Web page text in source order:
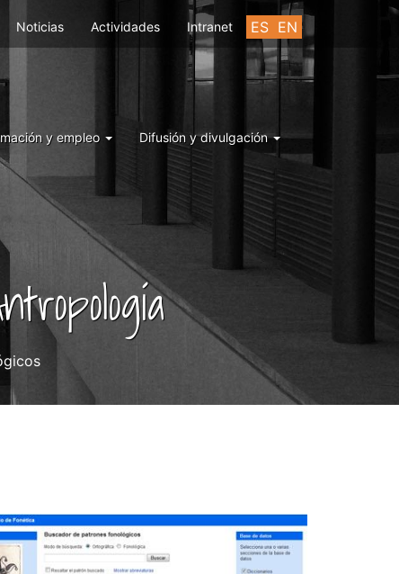
ES EN
Noticias Actividades Intranet
y empleo Difusión y divulgación